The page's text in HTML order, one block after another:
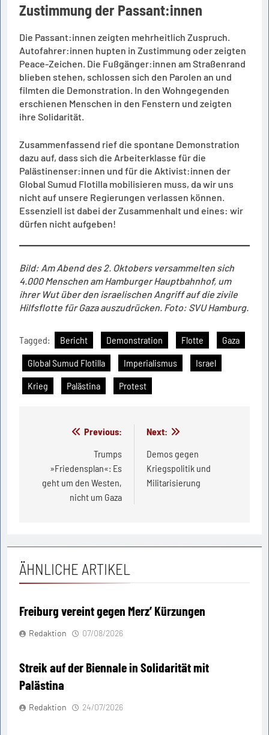
Zustimmung der Passant:innen
Die Passant:innen zeigten mehrheitlich Zuspruch.
Autofahrer:innen hupten in Zustimmung oder zeigten
Peace-Zeichen. Die Fußgänger:innen am Straßenrand
blieben stehen, schlossen sich den Parolen an und
filmten die Demonstration. In den Wohngegenden
erschienen Menschen in den Fenstern und zeigten
ihre Solidarität.
Zusammenfassend rief die spontane Demonstration
dazu auf, dass sich die Arbeiterklasse für die
Palästinenser:innen und für die Aktivist:innen der
Global Sumud Flotilla mobilisieren muss, da wir uns
nicht auf unsere Regierungen verlassen können.
Essenziell ist dabei der Zusammenhalt und eines: wir
dürfen nicht aufgeben!
Bild: Am Abend des 2. Oktobers versammelten sich
4.000 Menschen am Hamburger Hauptbahnhof, um
ihrer Wut über den israelischen Angriff auf die zivile
Hilfsflotte für Gaza auszudrücken. Foto: SVU Hamburg.
Tagged: Bericht Demonstration Flotte
Gaza
Global Sumud Flotilla
Imperialismus
Israel
Krieg
Palästina Protest
Beitragsnavigation
Previous:
Trumps
»Friedensplan«: Es
geht um den Westen,
nicht um Gaza
Next:
Demos gegen
Kriegspolitik und
Militarisierung
ÄHNLICHE ARTIKEL
Freiburg vereint gegen Merz’ Kürzungen
Redaktion 07/08/2026
Streik auf der Biennale in Solidarität mit
Palästina
Redaktion 24/07/2026